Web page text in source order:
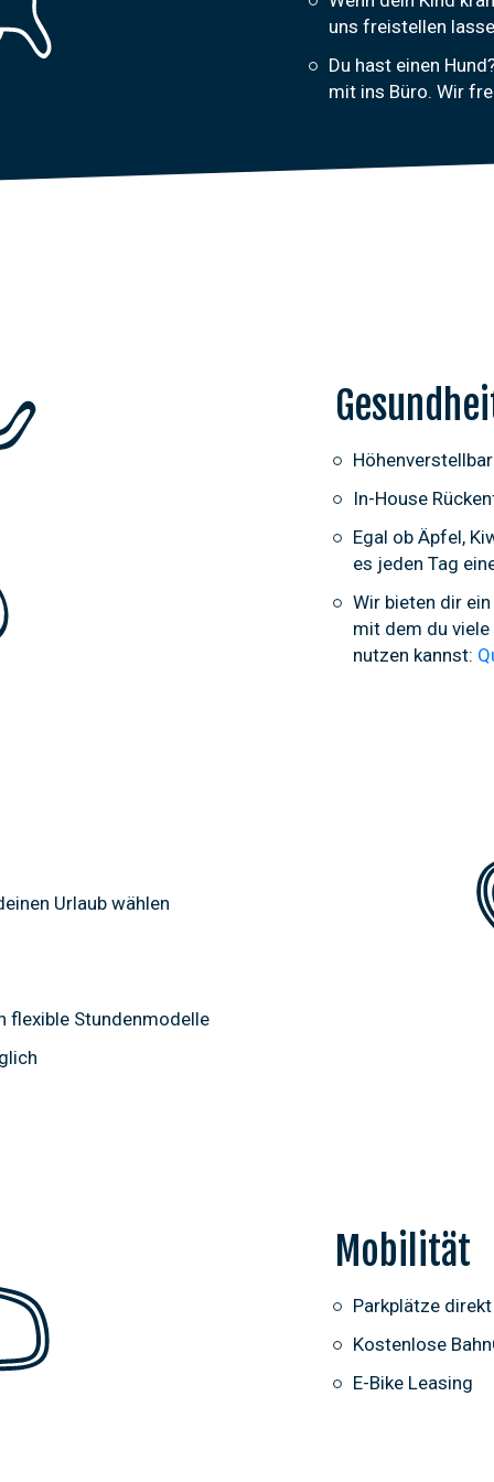
uns freistellen
Du hast einen
mit ins Büro. Wir
In-House
Egal ob Äpfel,
es jeden Tag
Wir bieten dir
mit dem du
nutzen kannst:
Urlaub wählen
flexible Stundenmodelle
Mobilität
Parkplätze
Kostenlose
E-Bike Leasing